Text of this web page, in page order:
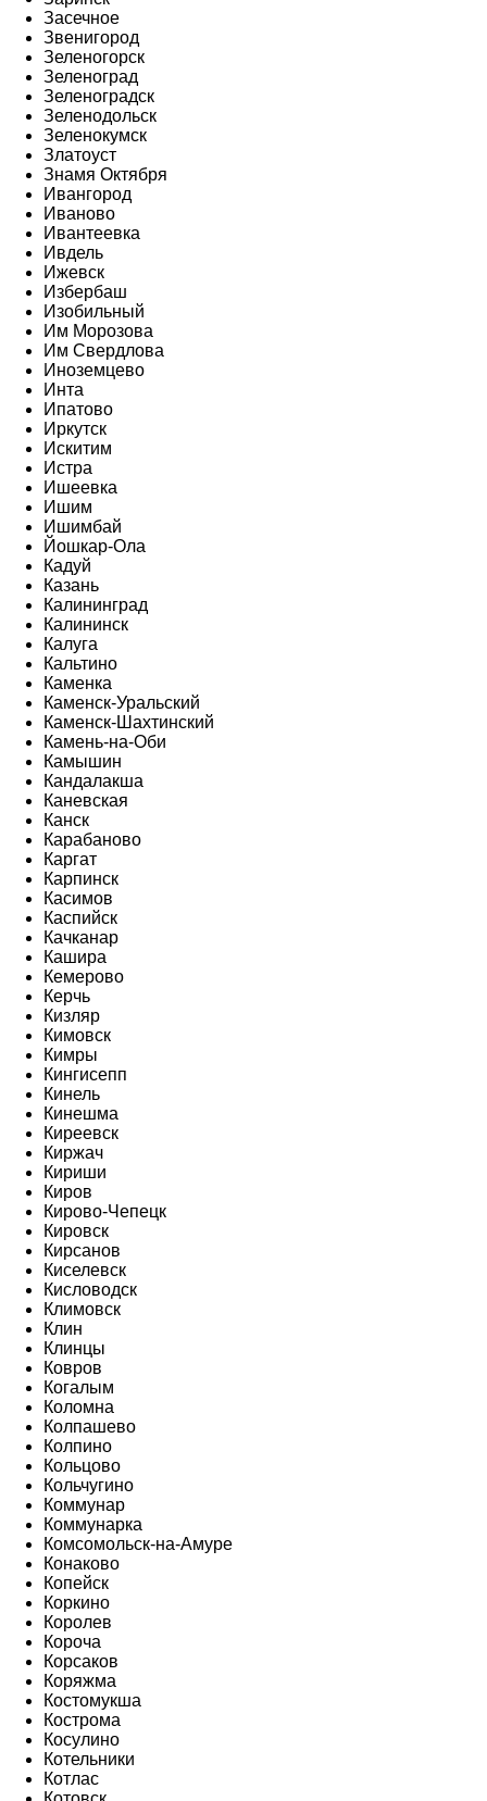
Засечное
Звенигород
Зеленогорск
Зеленоград
Зеленоградск
Зеленодольск
Зеленокумск
Златоуст
Знамя Октября
Ивангород
Иваново
Ивантеевка
Ивдель
Ижевск
Избербаш
Изобильный
Им Морозова
Им Свердлова
Иноземцево
Инта
Ипатово
Иркутск
Искитим
Истра
Ишеевка
Ишим
Ишимбай
Йошкар-Ола
Кадуй
Казань
Калининград
Калининск
Калуга
Кальтино
Каменка
Каменск-Уральский
Каменск-Шахтинский
Камень-на-Оби
Камышин
Кандалакша
Каневская
Канск
Карабаново
Каргат
Карпинск
Касимов
Каспийск
Качканар
Кашира
Кемерово
Керчь
Кизляр
Кимовск
Кимры
Кингисепп
Кинель
Кинешма
Киреевск
Киржач
Кириши
Киров
Кирово-Чепецк
Кировск
Кирсанов
Киселевск
Кисловодск
Климовск
Клин
Клинцы
Ковров
Когалым
Коломна
Колпашево
Колпино
Кольцово
Кольчугино
Коммунар
Коммунарка
Комсомольск-на-Амуре
Конаково
Копейск
Коркино
Королев
Короча
Корсаков
Коряжма
Костомукша
Кострома
Косулино
Котельники
Котлас